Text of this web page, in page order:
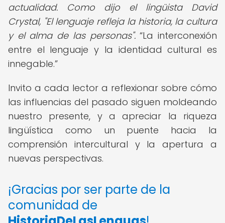
actualidad. Como dijo el lingüista David
Crystal, "El lenguaje refleja la historia, la cultura
y el alma de las personas".
La interconexión
entre el lenguaje y la identidad cultural es
innegable.
Invito a cada lector a reflexionar sobre cómo
las influencias del pasado siguen moldeando
nuestro presente, y a apreciar la riqueza
lingüística como un puente hacia la
comprensión intercultural y la apertura a
nuevas perspectivas.
¡Gracias por ser parte de la
comunidad de